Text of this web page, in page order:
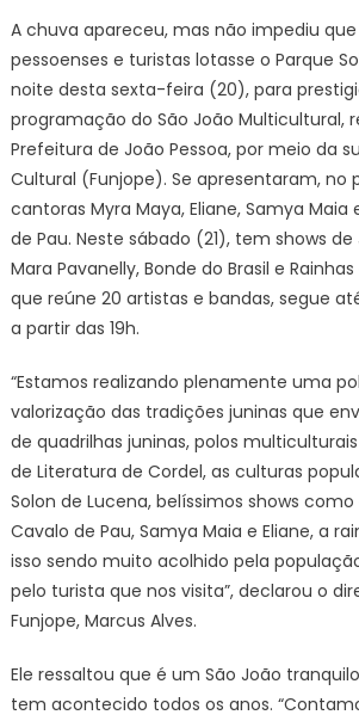
A chuva apareceu, mas não impediu
pessoenses e turistas lotasse o Parque
noite desta sexta-feira (20), para
programação do São João Multicultural,
Prefeitura de João Pessoa, por meio da
Cultural (Funjope). Se apresentaram, no
cantoras Myra Maya, Eliane, Samya Maia
de Pau. Neste sábado (21), tem shows
Mara Pavanelly, Bonde do Brasil e
que reúne 20 artistas e bandas, segue
a partir das 19h.
“Estamos realizando plenamente uma
valorização das tradições juninas que
de quadrilhas juninas, polos
de Literatura de Cordel, as culturas
Solon de Lucena, belíssimos shows como
Cavalo de Pau, Samya Maia e Eliane, a
isso sendo muito acolhido pela
pelo turista que nos visita”, declarou o
Funjope, Marcus Alves.
Ele ressaltou que é um São João
tem acontecido todos os anos.